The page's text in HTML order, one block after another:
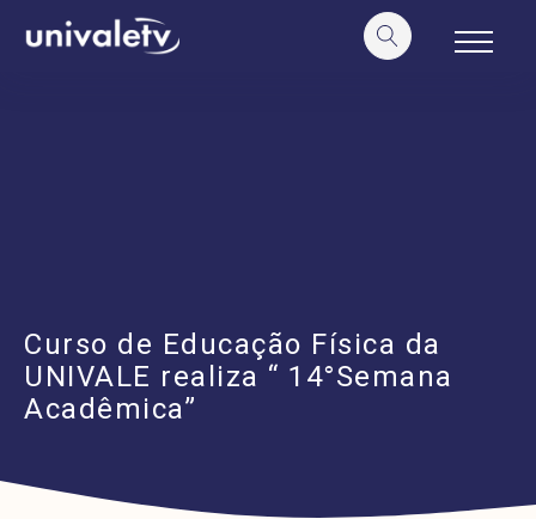
conteúdo
Curso de Educação Física da
UNIVALE realiza “ 14°Semana
Acadêmica”